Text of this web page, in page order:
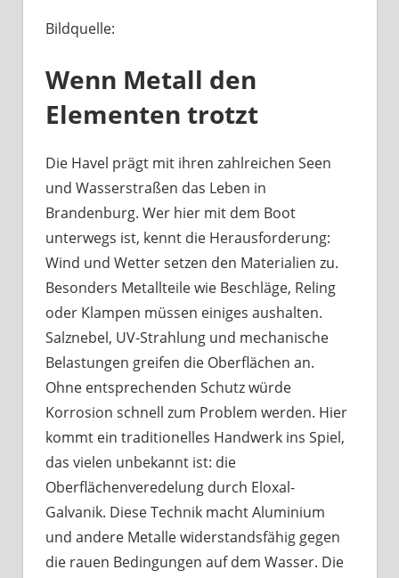
mit
tun?
Bildquelle:
Wenn Metall den
Elementen trotzt
Die Havel prägt mit ihren zahlreichen Seen
und Wasserstraßen das Leben in
Brandenburg. Wer hier mit dem Boot
unterwegs ist, kennt die Herausforderung:
Wind und Wetter setzen den Materialien zu.
Besonders Metallteile wie Beschläge, Reling
oder Klampen müssen einiges aushalten.
Salznebel, UV-Strahlung und mechanische
Belastungen greifen die Oberflächen an.
Ohne entsprechenden Schutz würde
Korrosion schnell zum Problem werden. Hier
kommt ein traditionelles Handwerk ins Spiel,
das vielen unbekannt ist: die
Oberflächenveredelung durch Eloxal-
Galvanik. Diese Technik macht Aluminium
und andere Metalle widerstandsfähig gegen
die rauen Bedingungen auf dem Wasser. Die